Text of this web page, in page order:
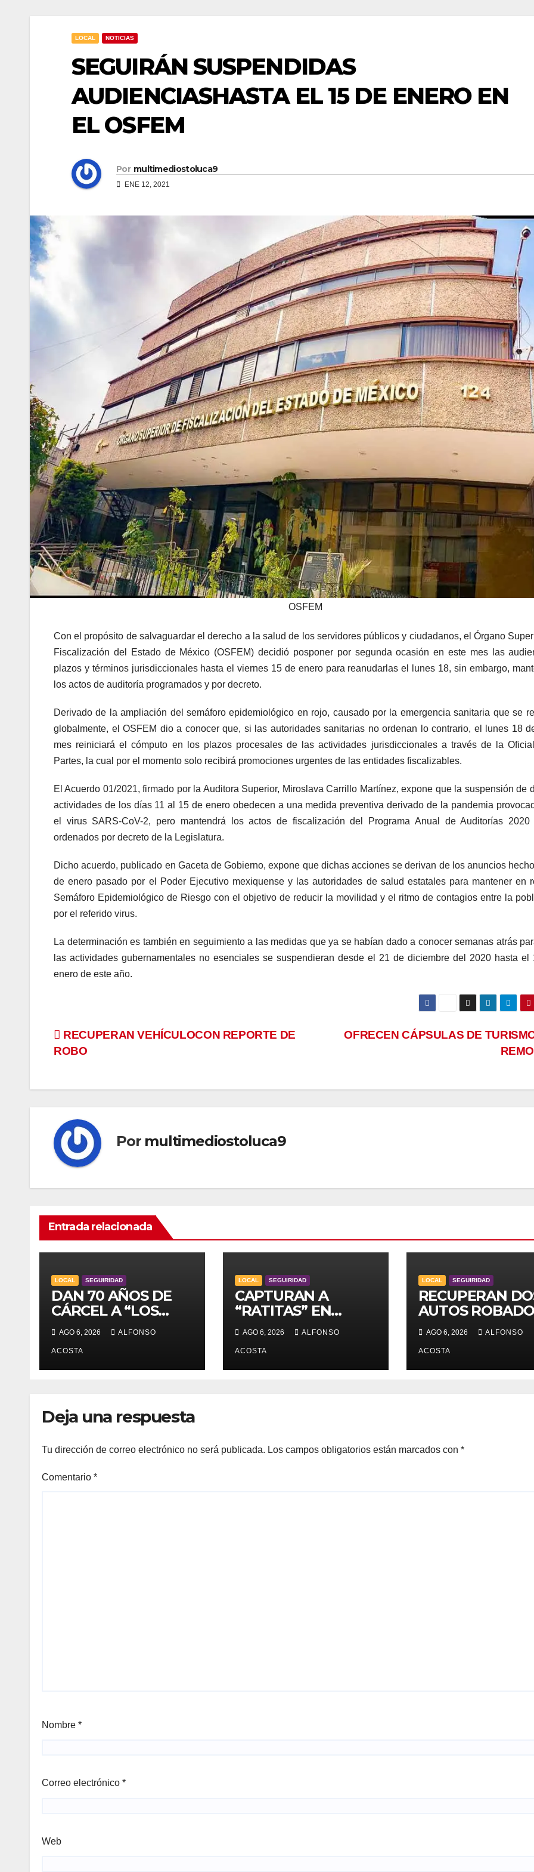
LOCAL NOTICIAS
SEGUIRÁN SUSPENDIDAS
AUDIENCIASHASTA EL 15 DE ENERO EN
EL OSFEM
Por multimediostoluca9
ENE 12, 2021
OSFEM
Con el propósito de salvaguardar el derecho a la salud de los servidores públicos y ciudadanos, el Órgano
Fiscalización del Estado de México (OSFEM) decidió posponer por segunda ocasión en este mes las
plazos y términos jurisdiccionales hasta el viernes 15 de enero para reanudarlas el lunes 18, sin embargo,
los actos de auditoría programados y por decreto.
Derivado de la ampliación del semáforo epidemiológico en rojo, causado por la emergencia sanitaria que se
globalmente, el OSFEM dio a conocer que, si las autoridades sanitarias no ordenan lo contrario, el lunes 18
mes reiniciará el cómputo en los plazos procesales de las actividades jurisdiccionales a través de la
Partes, la cual por el momento solo recibirá promociones urgentes de las entidades fiscalizables.
El Acuerdo 01/2021, firmado por la Auditora Superior, Miroslava Carrillo Martínez, expone que la suspensión de
actividades de los días 11 al 15 de enero obedecen a una medida preventiva derivado de la pandemia
el virus SARS-CoV-2, pero mantendrá los actos de fiscalización del Programa Anual de Auditorías
ordenados por decreto de la Legislatura.
Dicho acuerdo, publicado en Gaceta de Gobierno, expone que dichas acciones se derivan de los anuncios
de enero pasado por el Poder Ejecutivo mexiquense y las autoridades de salud estatales para mantener en
Semáforo Epidemiológico de Riesgo con el objetivo de reducir la movilidad y el ritmo de contagios entre la
por el referido virus.
La determinación es también en seguimiento a las medidas que ya se habían dado a conocer semanas atrás
las actividades gubernamentales no esenciales se suspendieran desde el 21 de diciembre del 2020 hasta el
enero de este año.
Navegación
entradas
OFRECEN CÁPSULAS DE
RECUPERAN VEHÍCULOCON REPORTE DE
ROBO
Por multimediostoluca9
Entrada relacionada
LOCAL SEGUIRIDAD
DAN 70 AÑOS DE
CÁRCEL A “LOS
JOCKERS”
AGO 6, 2026 ALFONSO
ACOSTA
LOCAL SEGUIRIDAD
CAPTURAN A
“RATITAS” EN
TOLUCA
AGO 6, 2026 ALFONSO
ACOSTA
LOCAL SEGUIRIDAD
RECUPERAN
AUTOS
AGO 6, 2026 ALFONSO
ACOSTA
Deja una respuesta
Tu dirección de correo electrónico no será publicada. Los campos obligatorios están marcados con *
Comentario *
Nombre *
Correo electrónico *
Web